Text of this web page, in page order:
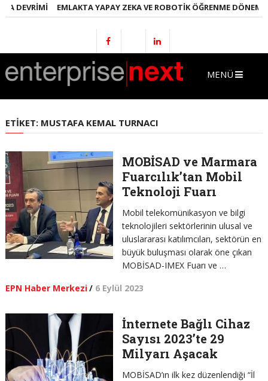
DEVRIMI EMLAKTA YAPAY ZEKA VE ROBOTIK ÖĞRENME DÖNEMI
MENÜ
ETIKET: MUSTAFA KEMAL TURNACI
MOBİSAD ve Marmara
Fuarcılık’tan Mobil
Teknoloji Fuarı
Mobil telekomünikasyon ve bilgi
teknolojileri sektörlerinin ulusal ve
uluslararası katılımcıları, sektörün en
büyük buluşması olarak öne çıkan
MOBİSAD-IMEX Fuarı ve …
EPN Haber Merkezi/ 6 Eylül 2023
İnternete Bağlı Cihaz
Sayısı 2023’te 29
Milyarı Aşacak
MOBİSAD’ın ilk kez düzenlendiği “İl